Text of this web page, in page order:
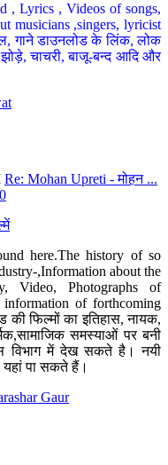
, Lyrics , Videos of songs,
musicians ,singers, lyricist
गाने डाउनलोड के लिंक, लोक
चाचरी, बाजू-बन्द आदि और
Re: Mohan Upreti - मोहन ...
here.The history of so
,Information about the
Video, Photographs of
of forthcoming
की फिल्मों का इतिहास, नायक,
समस्याओं पर बनी
विभाग में देख सकते है। नयी
यहां पा सकते हैं।
Gaur